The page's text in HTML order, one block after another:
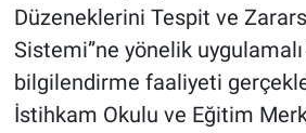
Düzeneklerini Tespit ve
Sistemi”ne yönelik uygulamalı
bilgilendirme faaliyeti
İstihkam Okulu ve Eğitim